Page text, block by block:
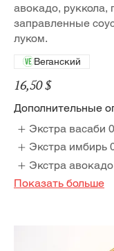
авокадо, руккола,
заправленные
луком.
16,50 $
Веганский
Дополнительные
Экстра васаби
Экстра имбирь
Экстра авокадо
Показать больше